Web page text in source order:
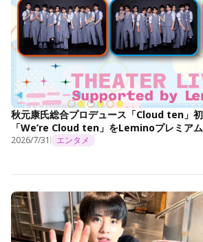
秋元康氏総合プロデュース「Cloud ten」
「We’re Cloud ten」をLeminoプレミアム
2026/7/31 エンタメ